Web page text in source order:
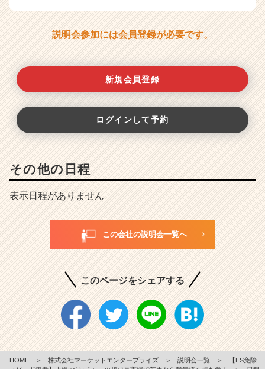
説明会参加には会員登録が必要です。
新規会員登録
ログインして予約
その他の日程
表示日程がありません
この会社の説明会一覧へ
このページをシェアする
HOME ＞ 株式会社マーケットエンタープライズ ＞ 説明会一覧 ＞
【ES免除｜